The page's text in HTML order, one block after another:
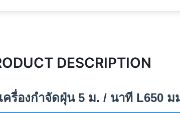
DESCRIPTION
รื่องกำจัดฝุ่น 5 ม. / นาที L650 ม